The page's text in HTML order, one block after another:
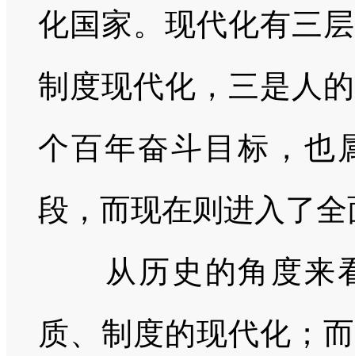
化国家。现代化有三
制度现代化，三是人
个百年奋斗目标，也
段，而现在则进入了
从历史的角度来看
质、制度的现代化；